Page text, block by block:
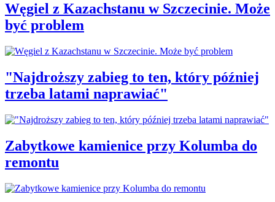
Węgiel z Kazachstanu w Szczecinie. Może
być problem
"Najdroższy zabieg to ten, który później
trzeba latami naprawiać"
Zabytkowe kamienice przy Kolumba do
remontu